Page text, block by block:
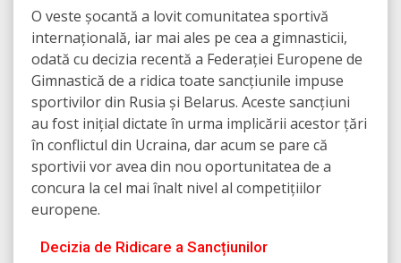
O veste șocantă a lovit comunitatea sportivă
internațională, iar mai ales pe cea a gimnasticii,
odată cu decizia recentă a Federației Europene de
Gimnastică de a ridica toate sancțiunile impuse
sportivilor din Rusia și Belarus. Aceste sancțiuni
au fost inițial dictate în urma implicării acestor țări
în conflictul din Ucraina, dar acum se pare că
sportivii vor avea din nou oportunitatea de a
concura la cel mai înalt nivel al competițiilor
europene.
Decizia de Ridicare a Sancțiunilor